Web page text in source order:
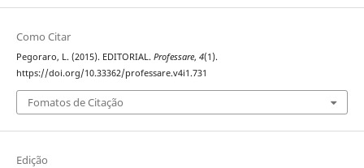
Como Citar
Pegoraro, L. (2015). EDITORIAL. Professare, 4(1).
https://doi.org/10.33362/professare.v4i1.731
Fomatos de Citação
Edição